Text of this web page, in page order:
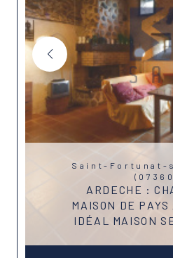
Saint-Fortunat-sur-Eyrieux
ARDECHE :
MAISON DE
IDÉAL MAISON